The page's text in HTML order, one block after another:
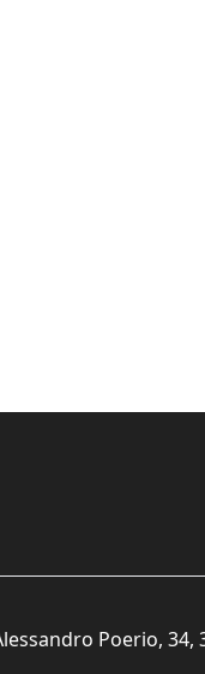
Poerio, 34,